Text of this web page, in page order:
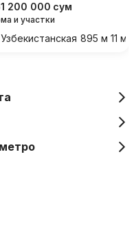
200 000 сум
и участки
Узбекистанская 895 м 11